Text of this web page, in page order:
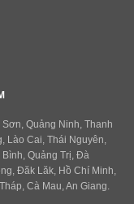
Quảng Ninh, Thanh
Lào Cai, Thái Nguyên,
Quảng Trị, Đà
Đăk Lăk, Hồ Chí Minh,
Cà Mau, An Giang.